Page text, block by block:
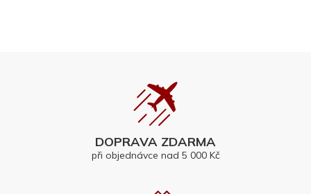
DOPRAVA ZDARMA
při objednávce nad 5 000 Kč